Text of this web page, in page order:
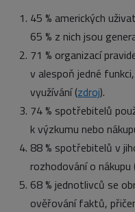
45 % amerických
65 % z nich jsou
71 % organizací
v alespoň jedné
využívání (zdroj).
74 % spotřebitelů
k výzkumu nebo
88 % spotřebitelů v
rozhodování o nákupu
68 % jednotlivců se
ověřování faktů,